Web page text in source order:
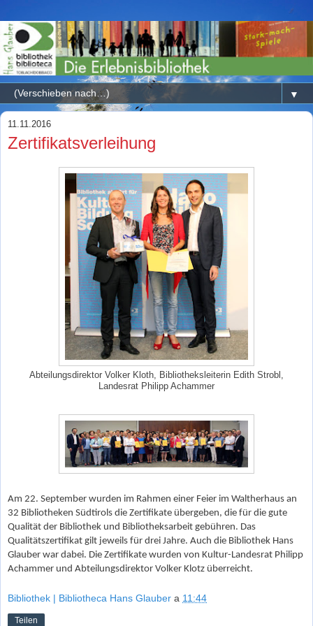
▼
11.11.2016
Zertifikatsverleihung
Abteilungsdirektor Volker Kloth, Bibliotheksleiterin Edith Strobl,
Landesrat Philipp Achammer
Am 22. September wurden im Rahmen einer Feier im Waltherhaus an
32 Bibliotheken Südtirols die Zertifikate übergeben, die für die gute
Qualität der Bibliothek und Bibliotheksarbeit gebühren. Das
Qualitätszertifikat gilt jeweils für drei Jahre. Auch die Bibliothek Hans
Glauber war dabei. Die Zertifikate wurden von Kultur-Landesrat Philipp
Achammer und Abteilungsdirektor Volker Klotz überreicht.
Bibliothek | Bibliotheca Hans Glauber a 11:44
Teilen